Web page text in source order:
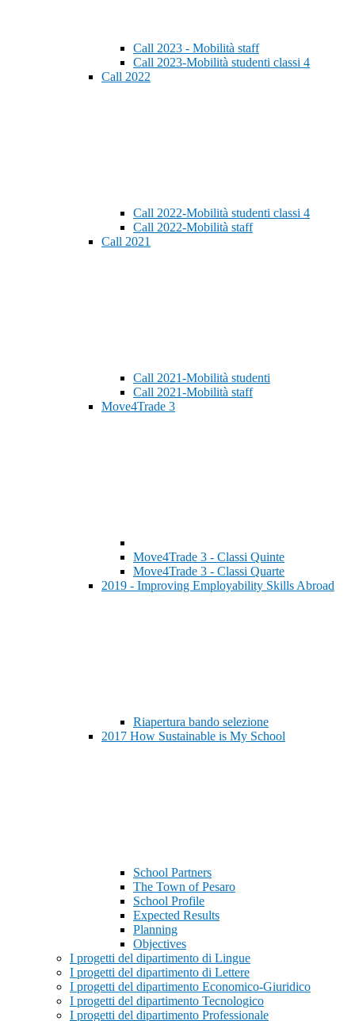
Call 2023 - Mobilità staff
Call 2023-Mobilità studenti classi 4
Call 2022
Call 2022-Mobilità studenti classi 4
Call 2022-Mobilità staff
Call 2021
Call 2021-Mobilità studenti
Call 2021-Mobilità staff
Move4Trade 3
Move4Trade 3 - Classi Quinte
Move4Trade 3 - Classi Quarte
2019 - Improving Employability Skills Abroad
Riapertura bando selezione
2017 How Sustainable is My School
School Partners
The Town of Pesaro
School Profile
Expected Results
Planning
Objectives
I progetti del dipartimento di Lingue
I progetti del dipartimento di Lettere
I progetti del dipartimento Economico-Giuridico
I progetti del dipartimento Tecnologico
I progetti del dipartimento Professionale